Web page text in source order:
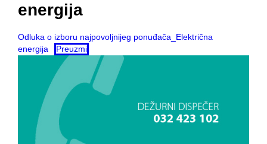
energija
Odluka o izboru najpovoljnijeg ponuđača_Električna
energija
Preuzmi